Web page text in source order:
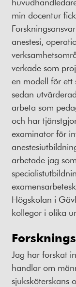
min docentur
anestesi,
verkade som
en modell för ett
sedan
arbeta som
och har
examinator för
arbetade jag
Högskolan i
kollegor i olika
Jag har forskat
handlar om
sjuksköterskans